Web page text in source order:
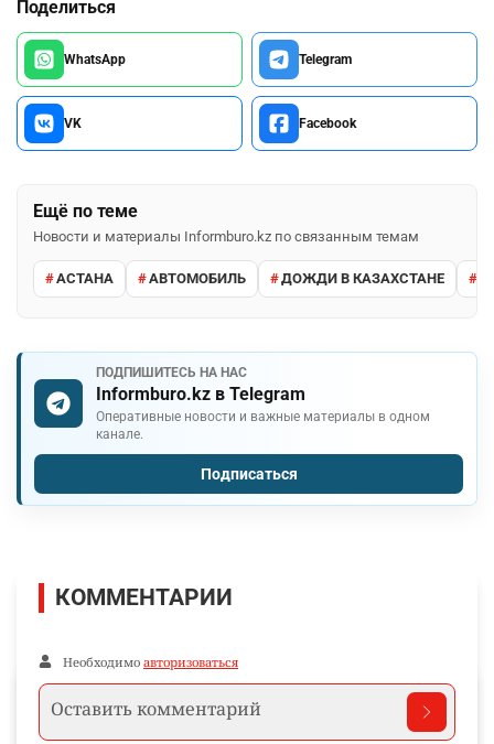
Поделиться
WhatsApp Telegram
VK Facebook
Ещё по теме
Новости и материалы Informburo.kz по связанным темам
АСТАНА АВТОМОБИЛЬ ДОЖДИ В КАЗАХСТАНЕ
ПОДПИШИТЕСЬ НА НАС
Informburo.kz в Telegram
Оперативные новости и важные материалы в одном
канале.
Подписаться
КОММЕНТАРИИ
Необходимо авторизоваться